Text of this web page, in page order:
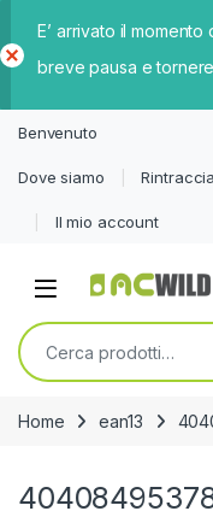
E’ arrivato il
breve pausa e
iud
Benvenuto
Dove siamo
Il mio account
Cerca:
Home ean13